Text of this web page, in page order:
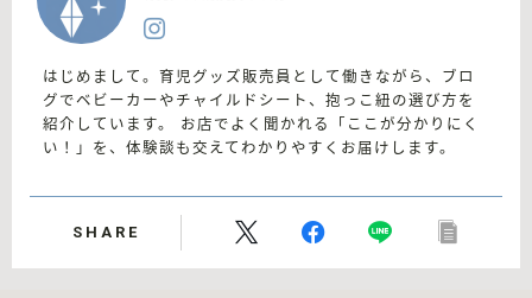
はじめまして。育児グッズ販売員として働きながら、ブロ
グでベビーカーやチャイルドシート、抱っこ紐の選び方を
紹介しています。 お店でよく聞かれる「ここが分かりにく
い！」を、体験談も交えてわかりやすくお届けします。
SHARE